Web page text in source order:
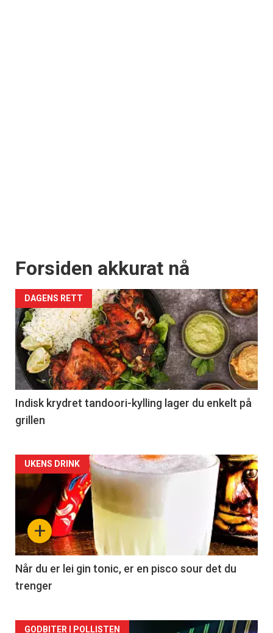
Forsiden akkurat nå
DAGENS RETT
Indisk krydret tandoori-kylling lager du enkelt på
grillen
Forsiden
akkurat
nå
-
2
+
UKENS DRINK
Når du er lei gin tonic, er en pisco sour det du
trenger
GODBITER I POLLISTEN